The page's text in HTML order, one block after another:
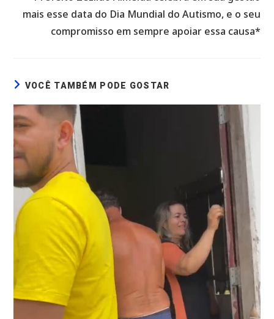
mais esse data do Dia Mundial do Autismo, e o seu
compromisso em sempre apoiar essa causa*
VOCÊ TAMBÉM PODE GOSTAR